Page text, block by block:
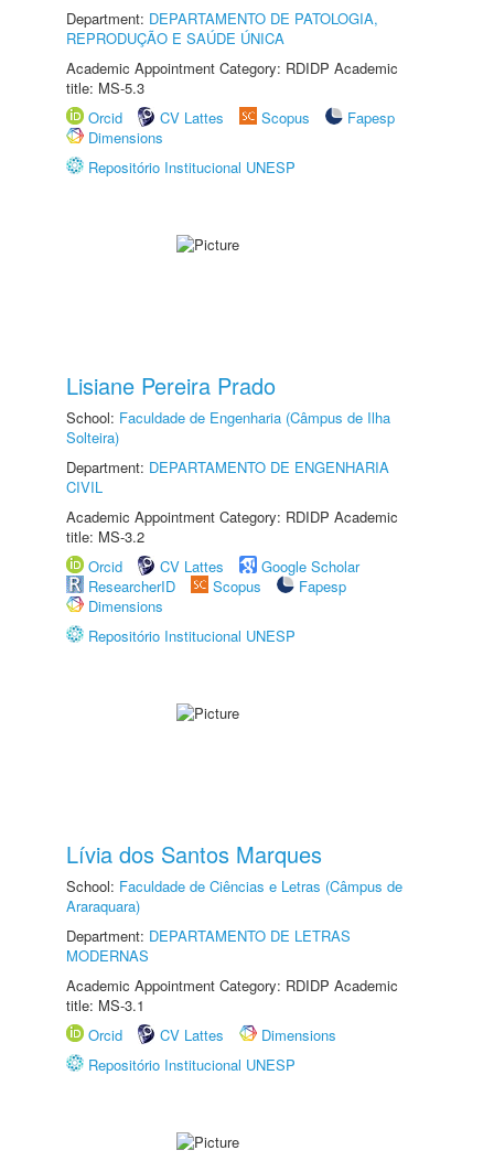
Department: DEPARTAMENTO DE PATOLOGIA,
REPRODUÇÃO E SAÚDE ÚNICA
Academic Appointment Category: RDIDP Academic
title: MS-5.3
Orcid
CV Lattes Scopus
Fapesp
Dimensions
Repositório Institucional UNESP
Lisiane Pereira Prado
School: Faculdade de Engenharia (Câmpus de Ilha
Solteira)
Department: DEPARTAMENTO DE ENGENHARIA
CIVIL
Academic Appointment Category: RDIDP Academic
title: MS-3.2
Orcid
CV Lattes
Google Scholar
ResearcherID
Scopus
Fapesp
Dimensions
Repositório Institucional UNESP
Lívia dos Santos Marques
School: Faculdade de Ciências e Letras (Câmpus de
Araraquara)
Department: DEPARTAMENTO DE LETRAS
MODERNAS
Academic Appointment Category: RDIDP Academic
title: MS-3.1
Orcid
CV Lattes
Dimensions
Repositório Institucional UNESP